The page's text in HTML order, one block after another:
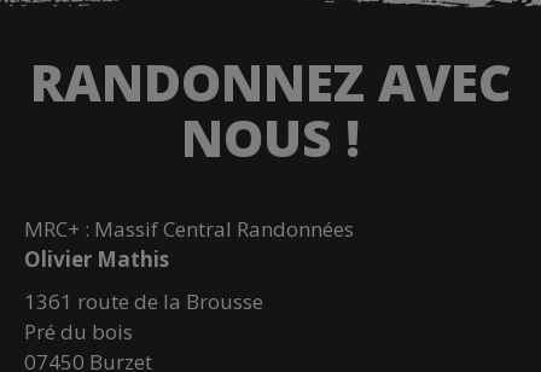
RANDONNEZ AVEC
NOUS !
MRC+ : Massif Central Randonnées
Olivier Mathis
1361 route de la Brousse
Pré du bois
07450 Burzet